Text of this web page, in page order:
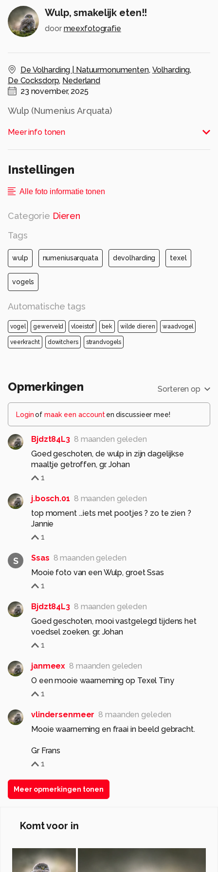
Wulp, smakelijk eten!!
door meexfotografie
De Volharding | Natuurmonumenten, Volharding,
De Cocksdorp, Nederland
23 november, 2025
Wulp (Numenius Arquata)
Alle rechten voorbehouden
Meer info tonen
Instellingen
Alle foto informatie tonen
Categorie Dieren
Tags
wulp numeniusarquata devolharding texel
vogels
Automatische tags
vogel gewerveld vloeistof bek wilde dieren waadvogel
veerkracht dowitchers strandvogels
Opmerkingen Sorteren op
Loginof maak een account en discussieer mee!
Bjdzt84L3 8 maanden geleden
Goed geschoten, de wulp in zijn dagelijkse
maaltje getroffen, gr. Johan
1
j.bosch.01 8 maanden geleden
top moment ...iets met pootjes ? zo te zien ?
Jannie
1
S Ssas 8 maanden geleden
Mooie foto van een Wulp, groet Ssas
1
Bjdzt84L3 8 maanden geleden
Goed geschoten, mooi vastgelegd tijdens het
voedsel zoeken. gr. Johan
1
janmeex 8 maanden geleden
O een mooie waarneming op Texel Tiny
1
vlindersenmeer 8 maanden geleden
Mooie waarneming en fraai in beeld gebracht.
Gr Frans
1
Meer opmerkingen tonen
Komt voor in